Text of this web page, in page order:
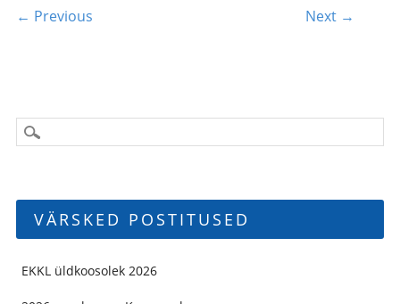
Post navigation
← Previous Next →
VÄRSKED POSTITUSED
EKKL üldkoosolek 2026